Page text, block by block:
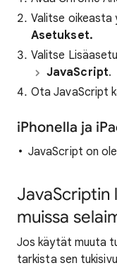
Valitse oikeasta
Asetukset.
Valitse
JavaScript.
Ota JavaScript
iPhonella ja
JavaScript on
JavaScriptin
muissa
Jos käytät muuta
tarkista sen